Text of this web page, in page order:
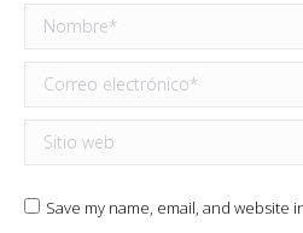
Nombre *
Correo electrónico *
Sitio web
Save my name, email, and website